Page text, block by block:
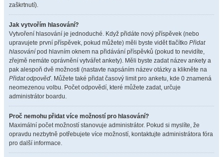
zaškrtnutí).
Jak vytvořím hlasování?
Vytvoření hlasování je jednoduché. Když přidáte nový příspěvek (nebo
upravujete první příspěvek, pokud můžete) měli byste vidět tlačítko Přidat
hlasování pod hlavním oknem na přidávání příspěvků (pokud to nevidíte,
zřejmě nemáte oprávnění vytvářet ankety). Měli byste zadat název ankety a
pak alespoň dvě možnosti (nastavte napsáním název otázky a klikněte na
Přidat odpověď. Můžete také přidat časový limit pro anketu, kde 0 znamená
neomezenou volbu. Počet odpovědí, které můžete zadat, určuje
administrátor boardu.
Proč nemohu přidat více možností pro hlasování?
Maximální počet možností stanovuje administrátor. Pokud si myslíte, že
opravdu nezbytně potřebujete více možností, kontaktujte administrátora fóra
pro další informace.